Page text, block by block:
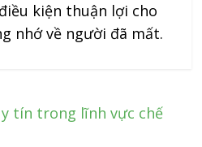
kiện thuận lợi cho
nhớ về người đã mất.
tín trong lĩnh vực chế